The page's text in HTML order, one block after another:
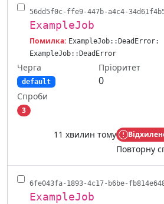
56dd5f0c-ffe9-447b-a4c4-
ExampleJob
Помилка: ExampleJob::DeadError:
ExampleJob::DeadError
Черга
default
Пріоритет
0
Спроби
3
11 хвилин тому
Повторну
6fe043fa-1893-4c17-b6be-
ExampleJob